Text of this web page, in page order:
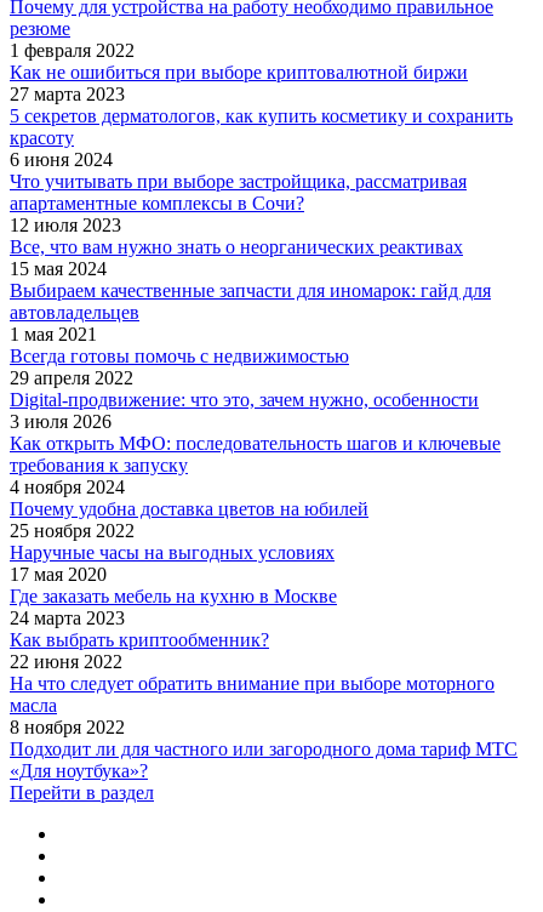
Почему для устройства на работу необходимо правильное
резюме
1 февраля 2022
Как не ошибиться при выборе криптовалютной биржи
27 марта 2023
5 секретов дерматологов, как купить косметику и сохранить
красоту
6 июня 2024
Что учитывать при выборе застройщика, рассматривая
апартаментные комплексы в Сочи?
12 июля 2023
Все, что вам нужно знать о неорганических реактивах
15 мая 2024
Выбираем качественные запчасти для иномарок: гайд для
автовладельцев
1 мая 2021
Всегда готовы помочь с недвижимостью
29 апреля 2022
Digital-продвижение: что это, зачем нужно, особенности
3 июля 2026
Как открыть МФО: последовательность шагов и ключевые
требования к запуску
4 ноября 2024
Почему удобна доставка цветов на юбилей
25 ноября 2022
Наручные часы на выгодных условиях
17 мая 2020
Где заказать мебель на кухню в Москве
24 марта 2023
Как выбрать криптообменник?
22 июня 2022
На что следует обратить внимание при выборе моторного
масла
8 ноября 2022
Подходит ли для частного или загородного дома тариф МТС
«Для ноутбука»?
Перейти в раздел